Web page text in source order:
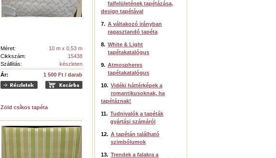
falfelületének tapétázása,
design tapétával
7. A váltakozó irányban
ragasztandó tapéta
8. White & Light
tapétakatalógus
9. Atmospheres
tapétakatalógus
10. Vidéki háttérképek a
romantikusoknak, ha
tapétáznak!
11. Tudnivalók a tapéták
gyártási számáról
12. A tapétán található
szimbólumok
13. Trendek a falakra a
Méret:
10 m x 0,53 m
Cikkszám:
15438
Szállítás:
készleten
Ár:
1 500 Ft / darab
Zöld csíkos tapéta